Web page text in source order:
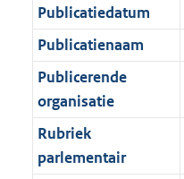
Publicatiedatum
Publicatienaam
Publicerende
organisatie
Rubriek
parlementair